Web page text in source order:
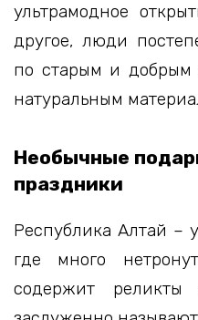
ультрамодное
другое, люди
по старым и добрым
натуральным
Необычные
праздники
Республика Алтай –
где много
содержит